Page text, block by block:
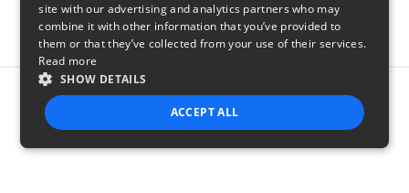
Report this product
site with our advertising and analytics partners who may
combine it with other information that you’ve provided to
them or that they’ve collected from your use of their services.
Read more
SHOW DETAILS
ACCEPT ALL
STRICTLY NECESSARY PERFORMANCE